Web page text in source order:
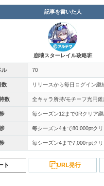
記事を書いた人
崩壊スターレイル攻略班
ル 70
数 リリースから毎日ログイン継
数 全キャラ所持/モチーフ光円錐
毎シーズン12まで0Rクリア
毎シーズン4まで80,000ptク
毎シーズン4まで7,000↑ptク
ト URL発行